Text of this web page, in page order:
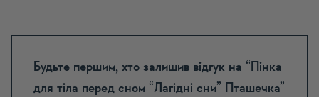
Будьте першим, хто залишив відгук на “Пінка
для тіла перед сном “Лагідні сни” Пташечка”